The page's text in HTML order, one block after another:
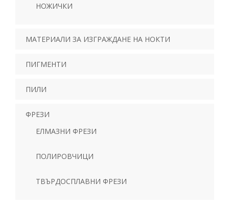
НОЖИЧКИ
МАТЕРИАЛИ ЗА ИЗГРАЖДАНЕ НА НОКТИ
ПИГМЕНТИ
ПИЛИ
ФРЕЗИ
ЕЛМАЗНИ ФРЕЗИ
ПОЛИРОВЧИЦИ
ТВЪРДОСПЛАВНИ ФРЕЗИ